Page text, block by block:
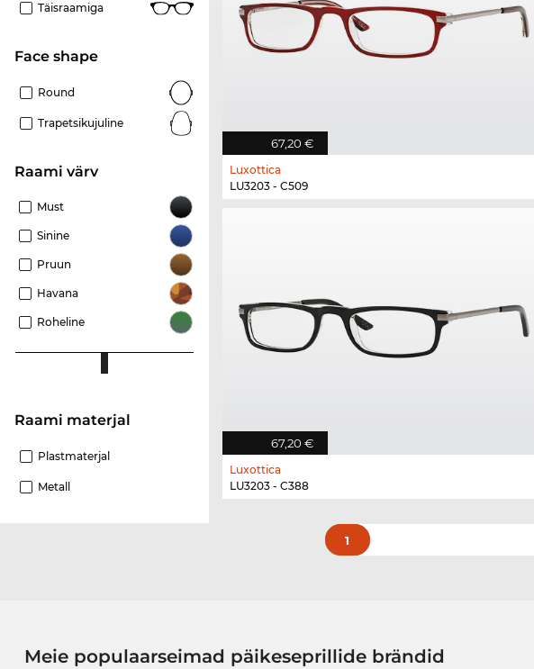
Täisraamiga
Face shape
Round
Trapetsikujuline
Raami värv
Must
Sinine
Pruun
Havana
Roheline
Raami materjal
Plastmaterjal
Metall
67,20 €
Luxottica
LU3203 - C509
67,20 €
Luxottica
LU3203 - C388
1
Meie populaarseimad päikeseprillide brändid